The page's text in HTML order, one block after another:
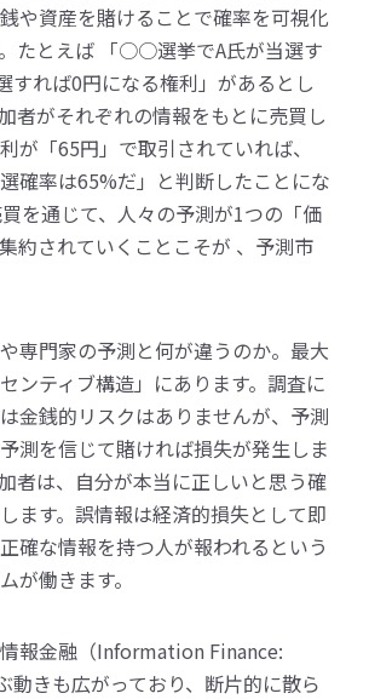
や資産を賭けることで確率を可視化
たとえば 「○○選挙でA氏が当選す
すれば0円になる権利」があるとし
者がそれぞれの情報をもとに売買し
が「65円」で取引されていれば、
確率は65%だ」と判断したことにな
を通じて、人々の予測が1つの「価
約されていくことこそが 、予測市
専門家の予測と何が違うのか。最大
ンティブ構造」にあります。調査に
金銭的リスクはありませんが、予測
測を信じて賭ければ損失が発生しま
者は、自分が本当に正しいと思う確
ます。誤情報は経済的損失として即
確な情報を持つ人が報われるという
が働きます。
報金融（Information Finance:
動きも広がっており、断片的に散ら